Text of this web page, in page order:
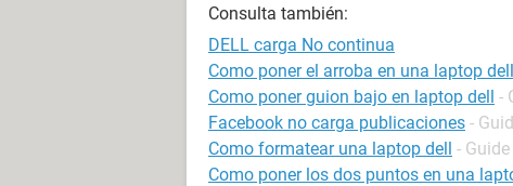
Consulta también:
DELL carga No continua
Como poner el arroba en una laptop dell
Como poner guion bajo en laptop dell -
Facebook no carga publicaciones -
Como formatear una laptop dell - Guide
Como poner los dos puntos en una